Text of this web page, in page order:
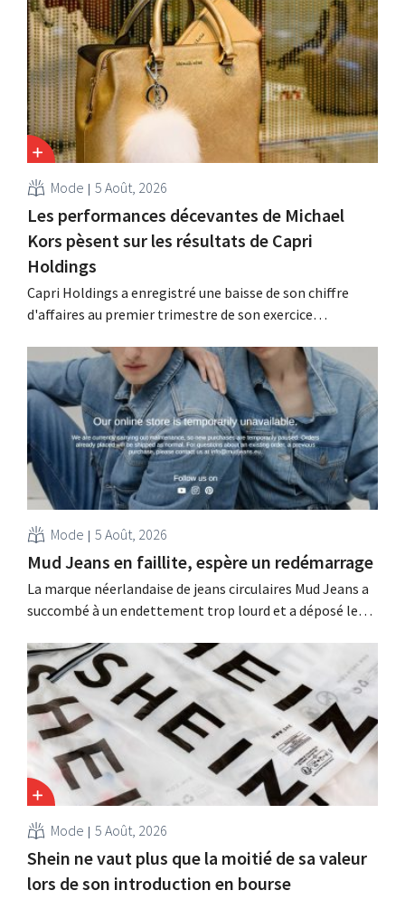
Mode 5 Août, 2026
Les performances décevantes de Michael
Kors pèsent sur les résultats de Capri
Holdings
Capri Holdings a enregistré une baisse de son chiffre
d'affaires au premier trimestre de son exercice
performances décevantes de Michael Kors, malgré les
bons résultats de Jimmy Choo.
Mode 5 Août, 2026
Mud Jeans en faillite, espère un redémarrage
La marque néerlandaise de jeans circulaires Mud Jeans a
succombé à un endettement trop lourd et a déposé le
l'histoire ne s'arrête pas là.
Mode 5 Août, 2026
Shein ne vaut plus que la moitié de sa valeur
lors de son introduction en bourse